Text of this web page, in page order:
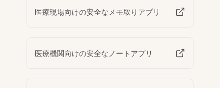
医療現場向けの安全なメモ取りアプリ
医療機関向けの安全なノートアプリ